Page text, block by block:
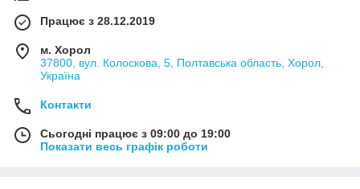
Працює з 28.12.2019
м. Хорол
37800, вул. Колоскова, 5, Полтавська область, Хорол,
Україна
Контакти
Сьогодні працює з 09:00 до 19:00
Показати весь графік роботи